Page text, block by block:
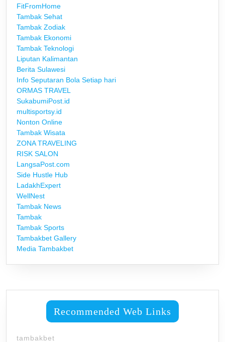
FitFromHome
Tambak Sehat
Tambak Zodiak
Tambak Ekonomi
Tambak Teknologi
Liputan Kalimantan
Berita Sulawesi
Info Seputaran Bola Setiap hari
ORMAS TRAVEL
SukabumiPost.id
multisportsy.id
Nonton Online
Tambak Wisata
ZONA TRAVELING
RISK SALON
LangsaPost.com
Side Hustle Hub
LadakhExpert
WellNest
Tambak News
Tambak
Tambak Sports
Tambakbet Gallery
Media Tambakbet
Recommended Web Links
tambakbet